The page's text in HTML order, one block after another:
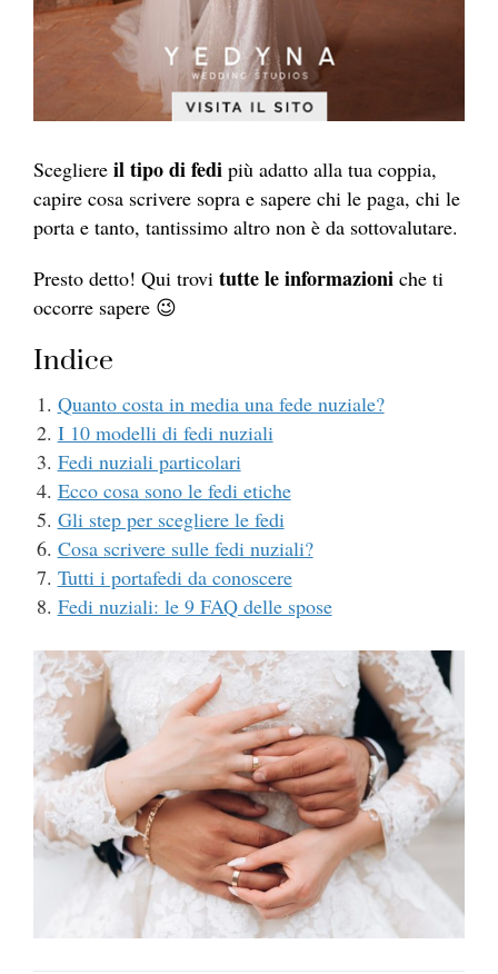
Scegliere il tipo di fedi più adatto alla tua coppia,
capire cosa scrivere sopra e sapere chi le paga, chi le
porta e tanto, tantissimo altro non è da sottovalutare.
Presto detto! Qui trovi tutte le informazioni che ti
occorre sapere 😉​
Indice
Quanto costa in media una fede nuziale?
I 10 modelli di fedi nuziali
Fedi nuziali particolari
Ecco cosa sono le fedi etiche
Gli step per scegliere le fedi
Cosa scrivere sulle fedi nuziali?
Tutti i portafedi da conoscere
Fedi nuziali: le 9 FAQ delle spose